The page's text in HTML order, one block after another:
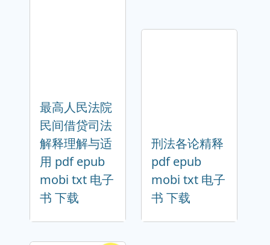
最高人民法院
民间借贷司法
解释理解与适
用 pdf epub
mobi txt 电子
书 下载
刑法各论精释
pdf epub
mobi txt 电子
书 下载